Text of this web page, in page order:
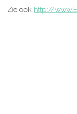
Zie ook http://